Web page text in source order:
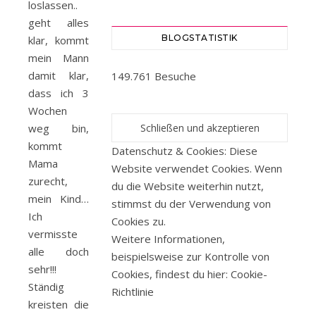
loslassen..
geht alles
klar, kommt
mein Mann
damit klar,
dass ich 3
Wochen
weg bin,
kommt
Mama
zurecht,
mein Kind…
Ich
vermisste
alle doch
sehr!!!
Ständig
kreisten die
BLOGSTATISTIK
149.761 Besuche
Datenschutz & Cookies: Diese
Website verwendet Cookies. Wenn
du die Website weiterhin nutzt,
stimmst du der Verwendung von
Cookies zu.
Weitere Informationen,
beispielsweise zur Kontrolle von
Cookies, findest du hier: Cookie-
Richtlinie